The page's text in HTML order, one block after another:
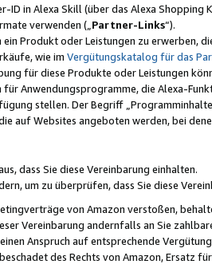
ID in Alexa Skill (über das Alexa Shopping
verwenden („ Partner-Links“).
Produkt oder Leistungen zu erwerben,
wie im Vergütungskatalog für das
für diese Produkte oder Leistungen
Anwendungsprogramme, die Alexa-
stellen. Der Begriff
auf Websites angeboten werden, bei
dass Sie diese Vereinbarung einhalten.
um zu überprüfen, dass Sie diese
von Amazon verstoßen,
Vereinbarung andernfalls an Sie
Anspruch auf entsprechende
des Rechts von Amazon, Ersatz